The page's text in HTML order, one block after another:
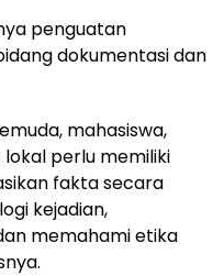
penguatan
dokumentasi dan
mahasiswa,
perlu memiliki
fakta secara
kejadian,
memahami etika